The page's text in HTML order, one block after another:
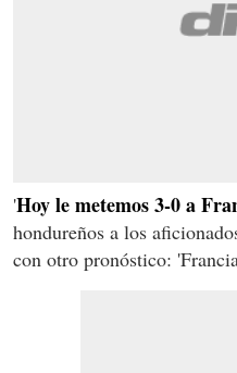
'Hoy le metemos 3-0 a
hondureños a los
con otro pronóstico: